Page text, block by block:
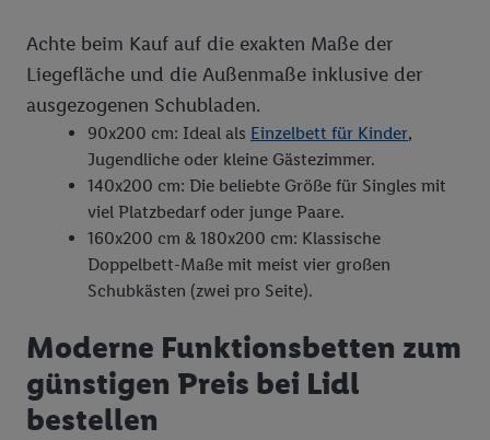
Achte beim Kauf auf die exakten Maße der
Liegefläche und die Außenmaße inklusive der
ausgezogenen Schubladen.
90x200 cm: Ideal als Einzelbett für Kinder,
Jugendliche oder kleine Gästezimmer.
140x200 cm: Die beliebte Größe für Singles mit
viel Platzbedarf oder junge Paare.
160x200 cm & 180x200 cm: Klassische
Doppelbett-Maße mit meist vier großen
Schubkästen (zwei pro Seite).
Moderne Funktionsbetten zum
günstigen Preis bei Lidl
bestellen